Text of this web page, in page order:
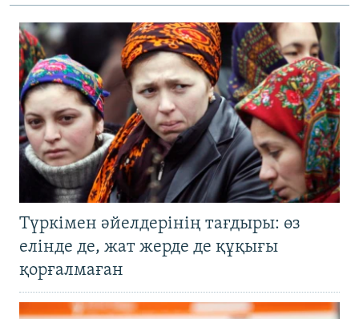
Түркімен әйелдерінің тағдыры: өз
елінде де, жат жерде де құқығы
қорғалмаған